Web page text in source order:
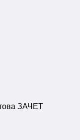
ЗАЧЕТ